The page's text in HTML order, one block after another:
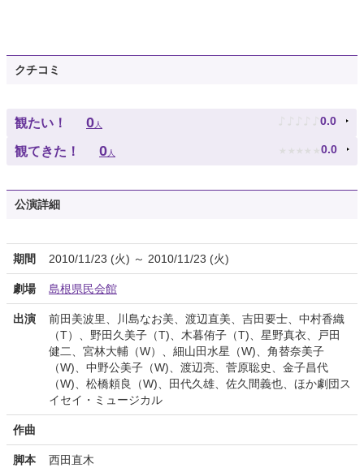
クチコミ
観たい！ 0人 ♪ ♪ ♪ ♪ ♪ 0.0
観てきた！ 0人 ★ ★ ★ ★ ★ 0.0
公演詳細
期間 2010/11/23 (火) ～ 2010/11/23 (火)
劇場 島根県民会館
出演
前田美波里、川島なお美、渡辺直美、吉田要士、中村香織
（T）、野田久美子（T)、木暮侑子（T)、星野真衣、戸田
健二、宮林大輔（W）、細山田水星（W)、角替奈美子
（W)、中野公美子（W)、渡辺亮、菅原聡史、金子昌代
（W)、松橋頼良（W)、田代久雄、佐久間義也、ほか劇団ス
イセイ・ミュージカル
作曲
脚本 西田直木